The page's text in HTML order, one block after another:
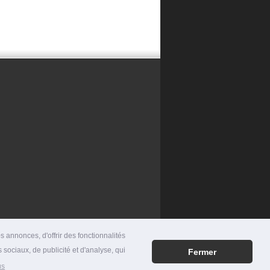
annonces, d'offrir des fonctionnalités
de publicité et d'analyse, qui
Fermer